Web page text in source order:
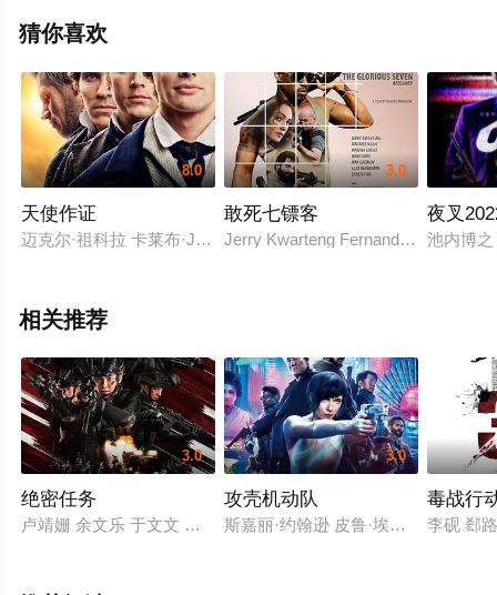
猜你喜欢
8.0
天使作证
迈克尔·祖科拉 卡莱布·J·斯皮瓦克 林肯·霍普 保罗·伍思里奇 吉
3.0
敢死七镖客
Jerry Kwarteng Fernando Carrera
夜叉
池内博
相关推荐
3.0
绝密任务
卢靖姗 余文乐 于文文 蒋璐霞 屈菁菁 张溯哲 朱烁燃 明子煜 褚
3.0
攻壳机动队
斯嘉丽·约翰逊 皮鲁·埃斯贝克 北野
毒战行
李砚 郄